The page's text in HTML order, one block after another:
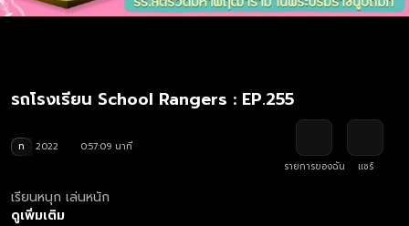
รถโรงเรียน School Rangers : EP.255
ท 2022
0:57:09 นาที
รายการของฉัน
แชร์
เรียนหนุก เล่นหนัก
ดูเพิ่มเติม